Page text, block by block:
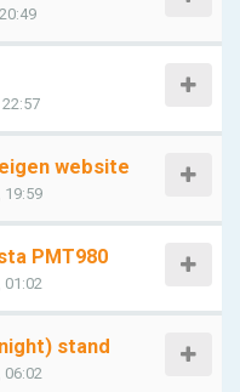
website
19:59
PMT980
01:02
stand
06:02